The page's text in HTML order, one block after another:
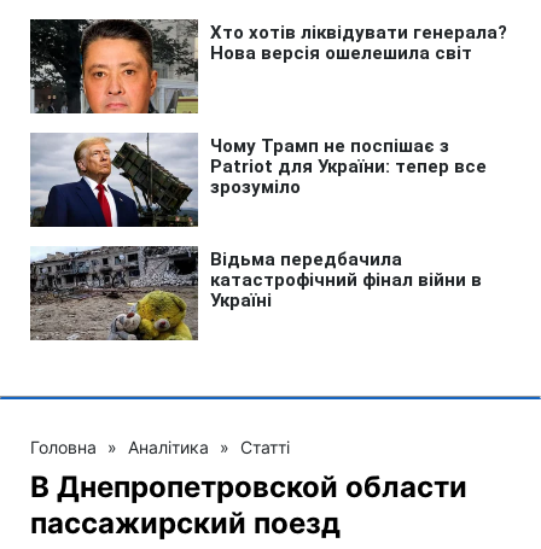
Головна » Аналітика » Статті
В Днепропетровской области
пассажирский поезд